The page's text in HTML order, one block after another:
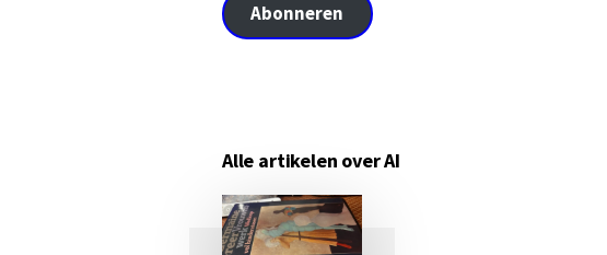
Abonneren
Alle artikelen over AI